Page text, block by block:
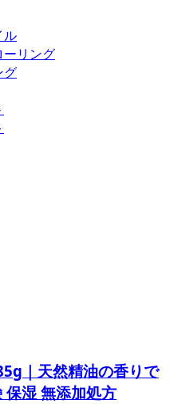
ル
ーリング
グ
｜天然精油の香りで
保湿 無添加処方